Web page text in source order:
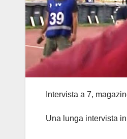
Intervista a 7,
Una lunga intervista